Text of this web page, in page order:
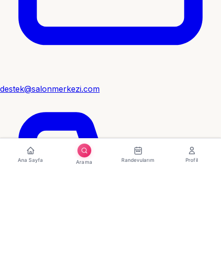
destek@salonmerkezi.com
Ana Sayfa Arama Randevularım Profil